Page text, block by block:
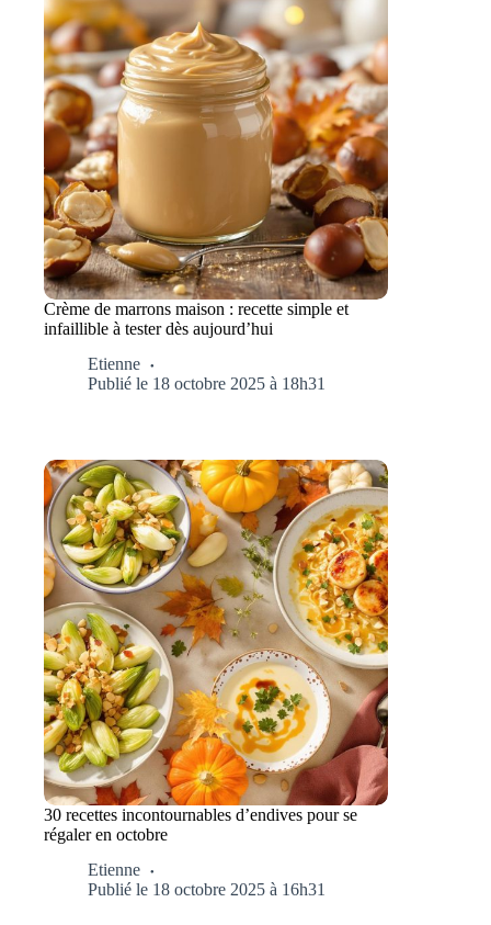
Crème de marrons maison : recette simple et
infaillible à tester dès aujourd’hui
Etienne
Publié le 18 octobre 2025 à 18h31
30 recettes incontournables d’endives pour se
régaler en octobre
Etienne
Publié le 18 octobre 2025 à 16h31